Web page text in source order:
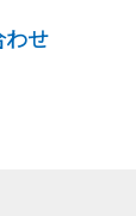
わせ